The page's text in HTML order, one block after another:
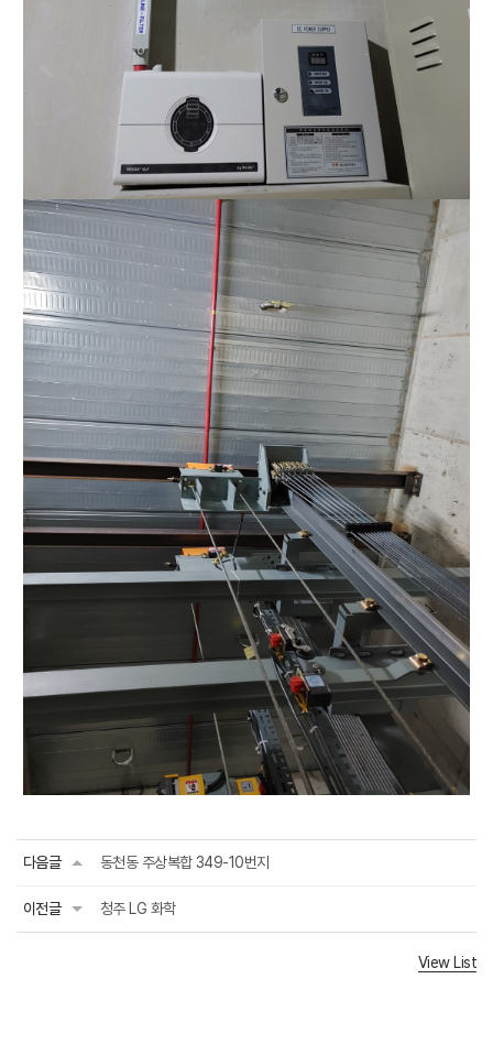
다음글 동천동 주상복합 349-10번지
이전글 청주 LG 화학
View List